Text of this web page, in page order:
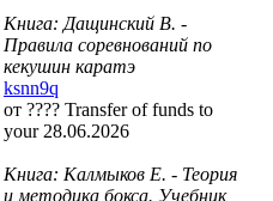
Книга: Дащинский В. -
Правила соревнований по
кекушин каратэ
ksnn9q
от ???? Transfer of funds to
your 28.06.2026
Книга: Калмыков Е. - Теория
и методика бокса. Учебник